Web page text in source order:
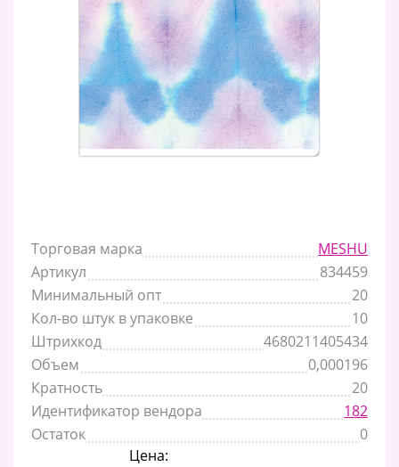
Торговая марка
MESHU
Артикул
834459
Минимальный опт
20
Кол-во штук в упаковке
10
Штрихкод
4680211405434
Объем
0,000196
Кратность
20
Идентификатор вендора
182
Остаток
0
Цена: